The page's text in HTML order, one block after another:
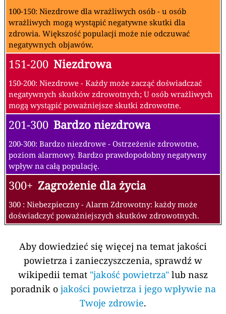
100-150: Niezdrowe dla wrażliwych osób - u osób
wrażliwych mogą wystąpić negatywne skutki dla
zdrowia. Większość populacji może nie odczuwać
negatywnych objawów.
151-200 Niezdrowa
150-200: Niezdrowe - Każdy może zacząć doświadczać
negatywnych skutków zdrowotnych; U osób wrażliwych
mogą wystąpić poważniejsze skutki zdrowotne.
201-300 Bardzo niezdrowa
200-300: Bardzo niezdrowe - Ostrzeżenie zdrowotne,
poziom alarmowy. Bardzo prawdopodobny negatywny
wpływ na całą populację.
300+ Zagrożenie dla życia
300 : Niebezpieczny - Alarm Zdrowotny: każdy może
doświadczyć poważniejszych skutków zdrowotnych.
Aby dowiedzieć się więcej na temat jakości
powietrza i zanieczyszczenia, sprawdź w
wikipedii temat "jakość powietrza" lub nasz
poradnik o jakości powietrza i jego wpływie na
Twoje zdrowie.